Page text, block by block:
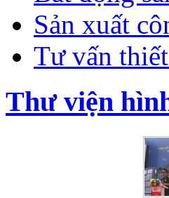
Sản xuất
Tư vấn
Thư viện